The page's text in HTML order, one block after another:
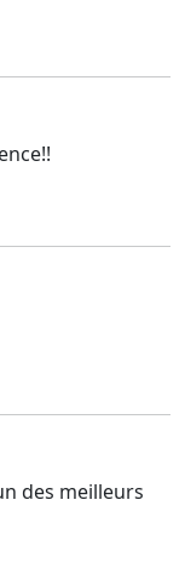
des meilleurs